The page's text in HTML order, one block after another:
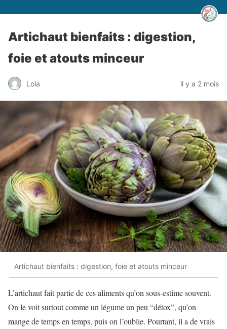
Artichaut bienfaits : digestion,
foie et atouts minceur
Lola il y a 2 mois
Artichaut bienfaits : digestion, foie et atouts minceur
L’artichaut fait partie de ces aliments qu’on sous-estime souvent.
On le voit surtout comme un légume un peu “détox”, qu’on
mange de temps en temps, puis on l’oublie. Pourtant, il a de vrais